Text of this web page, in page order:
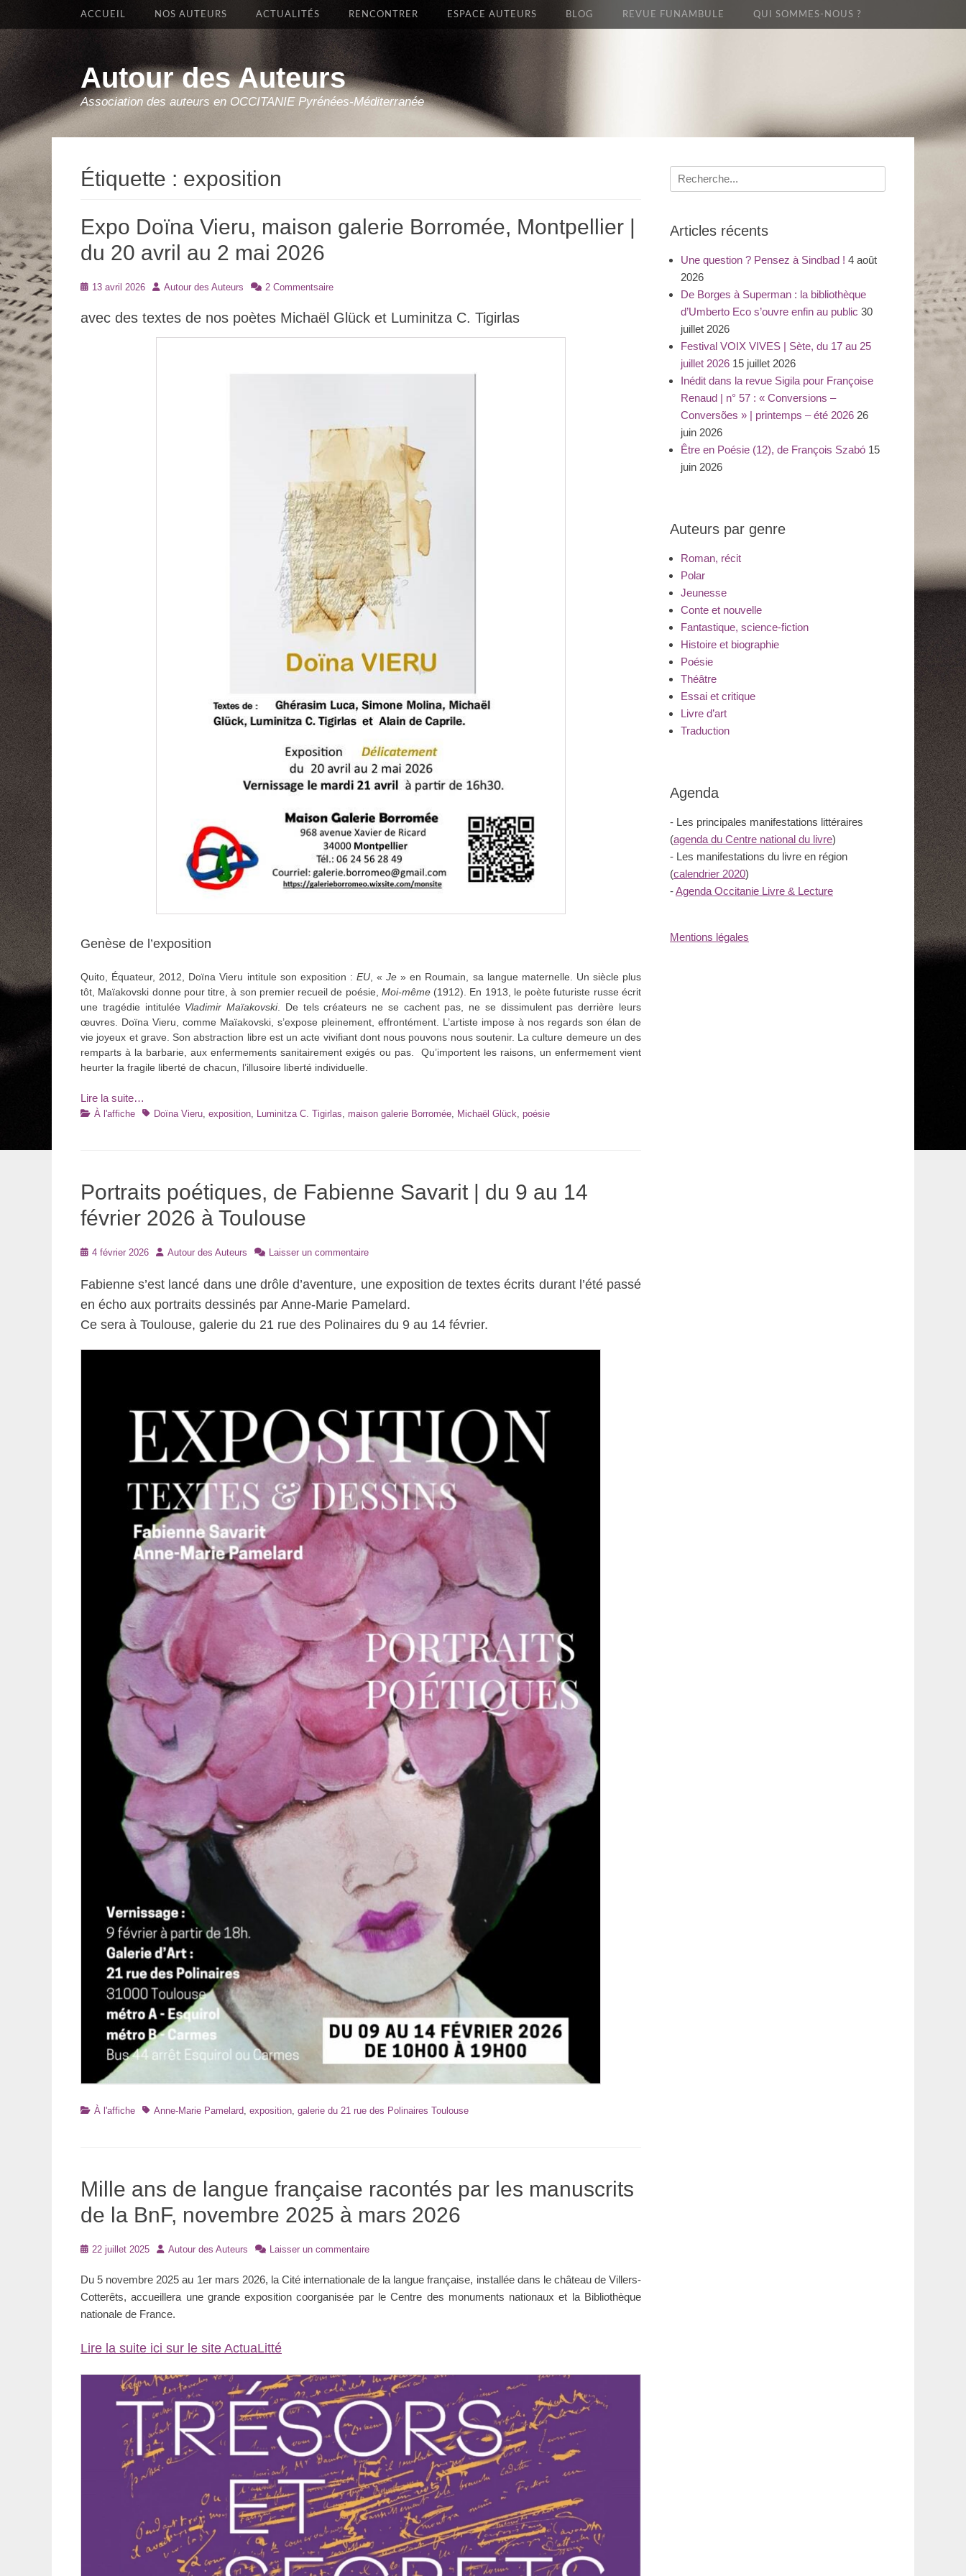
Autour des Auteurs
Association des auteurs en OCCITANIE Pyrénées-Méditerranée
Premier Menu
Aller
ACCUEIL NOS AUTEURS ACTUALITÉS RENCONTRER ESPACE AUTEURS BLOG REVUE FUNAMBULE QUI SOMMES-NOUS ?
Étiquette : exposition
Expo Doïna Vieru, maison galerie Borromée, Montpellier |
du 20 avril au 2 mai 2026
Posté13 avril 2026 Auteur
Autour des Auteurs 2 Commentsaire
avec des textes de nos poètes Michaël Glück et Luminitza C. Tigirlas
Genèse de l’exposition
Quito, Équateur, 2012, Doïna Vieru intitule son exposition : EU, «Je » en Roumain, sa langue maternelle. Un siècle plus
tôt, Maïakovski donne pour titre, à son premier recueil de poésie, Moi-même(1912). En 1913, le poète futuriste russe écrit
une tragédie intitulée Vladimir Maïakovski. De tels créateurs ne se cachent pas, ne se dissimulent pas derrière leurs
œuvres. Doïna Vieru, comme Maïakovski, s’expose pleinement, effrontément. L’artiste impose à nos regards son élan de
vie joyeux et grave. Son abstraction libre est un acte vivifiant dont nous pouvons nous soutenir. La culture demeure un des
remparts à la barbarie, aux enfermements sanitairement exigés ou pas. Qu’importent les raisons, un enfermement vient
heurter la fragile liberté de chacun, l’illusoire liberté individuelle.
Lire la suite…
Catégories
À l'affiche TagsDoïna Vieru, exposition, Luminitza C. Tigirlas, maison galerie Borromée, Michaël Glück, poésie
Portraits poétiques, de Fabienne Savarit | du 9 au 14
février 2026 à Toulouse
Posté4 février 2026 Auteur
Autour des Auteurs Laisser un commentaire
Fabienne s’est lancé dans une drôle d’aventure, une exposition de textes écrits durant l’été passé
en écho aux portraits dessinés par Anne-Marie Pamelard.
Ce sera à Toulouse, galerie du 21 rue des Polinaires du 9 au 14 février.
Catégories
À l'affiche TagsAnne-Marie Pamelard exposition galerie du 21 rue des Polinaires Toulouse
Mille ans de langue française racontés par les manuscrits
de la BnF, novembre 2025 à mars 2026
Posté22 juillet 2025 Auteur
Autour des Auteurs Laisser un commentaire
Du 5 novembre 2025 au 1er mars 2026, la Cité internationale de la langue française, installée dans le château de Villers-
Cotterêts, accueillera une grande exposition coorganisée par le Centre des monuments nationaux et la Bibliothèque
nationale de France.
Lire la suite ici sur le site ActuaLitté
Recherche
pour
Articles récents
Une question ? Pensez à Sindbad ! 4 août
2026
De Borges à Superman : la bibliothèque
d’Umberto Eco s’ouvre enfin au public 30
juillet 2026
Festival VOIX VIVES | Sète, du 17 au 25
juillet 2026 15 juillet 2026
Inédit dans la revue Sigila pour Françoise
Renaud | n° 57 : « Conversions –
Conversões » | printemps – été 2026 26
juin 2026
Être en Poésie (12), de François Szabó 15
juin 2026
Auteurs par genre
Roman, récit
Polar
Jeunesse
Conte et nouvelle
Fantastique, science-fiction
Histoire et biographie
Poésie
Théâtre
Essai et critique
Livre d’art
Traduction
Agenda
- Les principales manifestations littéraires
(agenda du Centre national du livre)
- Les manifestations du livre en région
(calendrier 2020)
-Agenda Occitanie Livre & Lecture
Mentions légales